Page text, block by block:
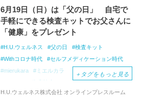
6月19日（日）は「父の日」 自宅で
手軽にできる検査キットでお父さんに
「健康」をプレゼント
H.U.ウェルネス 父の日
検査キット
Withコロナ時代
セルフメディケーション時代
mierukara
ミエルカラ
ファセリア臨床検査センター
健康診断
オンライン購入
コンシェルジュ
＋ タグをもっと見る
H.U.ウェルネス株式会社 オンラインプレスルーム